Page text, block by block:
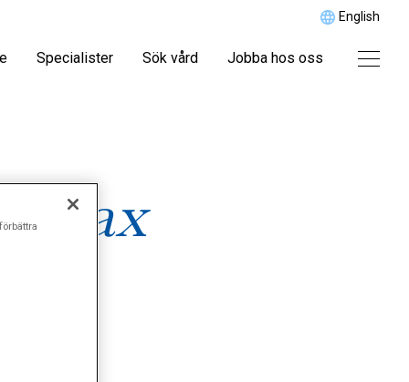
English
Specialister Sök vård Jobba hos oss
max